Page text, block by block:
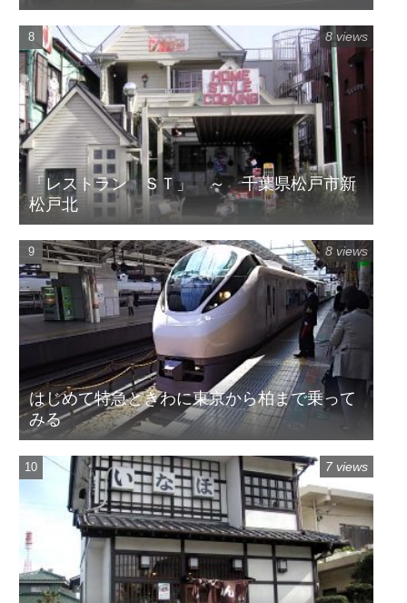
「レストラン ＳＴ」 ～ 千葉県松戸市新
松戸北
8 views
はじめて特急ときわに東京から柏まで乗って
みる
8 views
7 views